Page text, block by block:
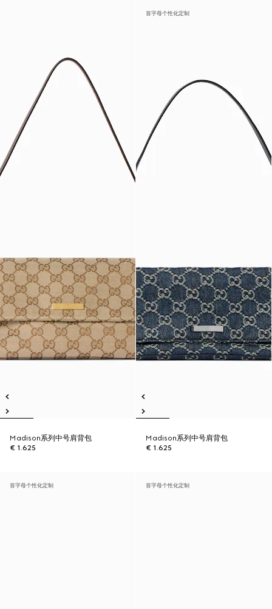
Madison系列中号肩背包
€ 1.625
首字母个性化定制
Madison系列中号肩背包
€ 1.625
首字母个性化定制 首字母个性化定制